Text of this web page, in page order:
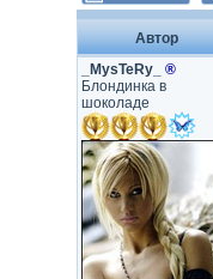
Автор
_MysTeRy_ ®
Блондинка в
шоколаде